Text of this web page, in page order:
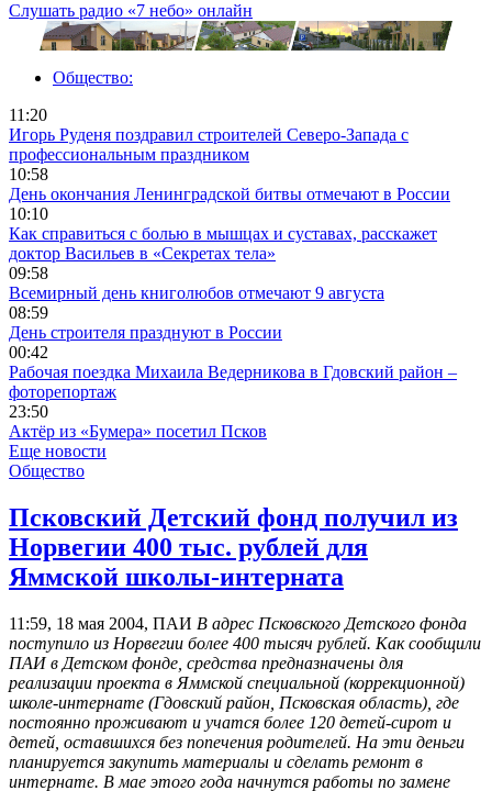
Слушать радио «7 небо» онлайн
Общество:
11:20
Игорь Руденя поздравил строителей Северо-Запада с
профессиональным праздником
10:58
День окончания Ленинградской битвы отмечают в России
10:10
Как справиться с болью в мышцах и суставах, расскажет
доктор Васильев в «Секретах тела»
09:58
Всемирный день книголюбов отмечают 9 августа
08:59
День строителя празднуют в России
00:42
Рабочая поездка Михаила Ведерникова в Гдовский район –
фоторепортаж
23:50
Актёр из «Бумера» посетил Псков
Еще новости
Общество
Псковский Детский фонд получил из
Норвегии 400 тыс. рублей для
Яммской школы-интерната
11:59, 18 мая 2004, ПАИ В адрес Псковского Детского фонда
поступило из Норвегии более 400 тысяч рублей. Как сообщили
ПАИ в Детском фонде, средства предназначены для
реализации проекта в Яммской специальной (коррекционной)
школе-интернате (Гдовский район, Псковская область), где
постоянно проживают и учатся более 120 детей-сирот и
детей, оставшихся без попечения родителей. На эти деньги
планируется закупить материалы и сделать ремонт в
интернате. В мае этого года начнутся работы по замене